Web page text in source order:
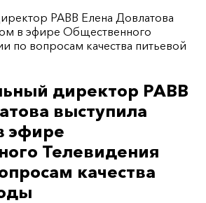
РАВВ Елена Довлатова
в эфире Общественного
по вопросам качества питьевой
директор РАВВ
выступила
эфире
Телевидения
качества